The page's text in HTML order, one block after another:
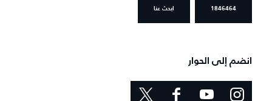
1846464 ابحث عنا
انضم إلى الحوار